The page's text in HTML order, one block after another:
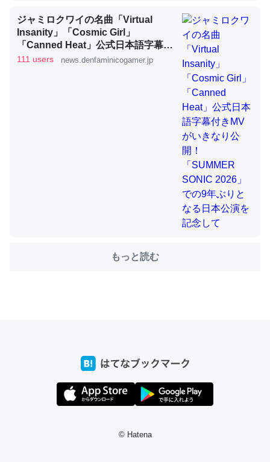
いのか」に関する新仮説
ウチもEchoを実家に置いて４年。でたまに覗いてる。ぼ
ちぼちRingも置こうかと画策中。あと、Googleマップで
位置情報を共有してる。電池残量や充電中かが分かるので
─たまにLINEするくらいだった遠方の父67歳と僕。ITツール導入で
コミュニケーションが劇的に変化した｜tayorini by LIFULL介護
とかSpotifyを支払う孝行もできる。一生で親と会える残
私も3年前ぐらいに祖母の家に設置した。ポケットWifiみ
たいなのでネット環境作ったけどAlexaしか使わないので
https://toyoshi.hatenablog.com/entry/2019/05/15/1805
ジャミロクワイの名曲「Virtual
Insanity」「Cosmic Girl」
「Canned Heat」公式日本語字幕付
きMVがいきなり公開！「SUMMER
111 users news.denfaminicogamer.jp
もっと読む
© Hatena